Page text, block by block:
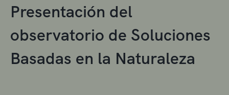
Presentación del
observatorio de Soluciones
Basadas en la Naturaleza